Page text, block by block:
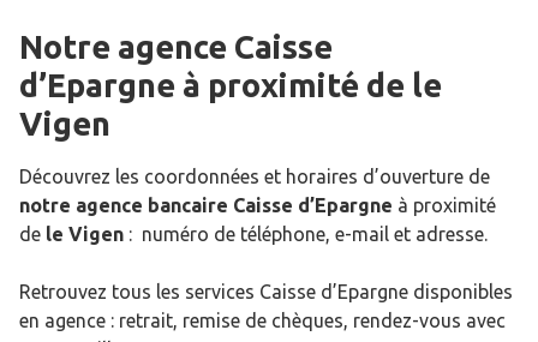
Notre agence Caisse
d’Epargne à proximité de le
Vigen
Découvrez les coordonnées et horaires d’ouverture de
notre agence bancaire Caisse d’Epargne à proximité
de le Vigen : numéro de téléphone, e-mail et adresse.
Retrouvez tous les services Caisse d’Epargne disponibles
en agence : retrait, remise de chèques, rendez-vous avec